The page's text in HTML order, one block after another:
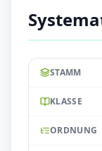
STAMM
KLASSE
ORDNUNG